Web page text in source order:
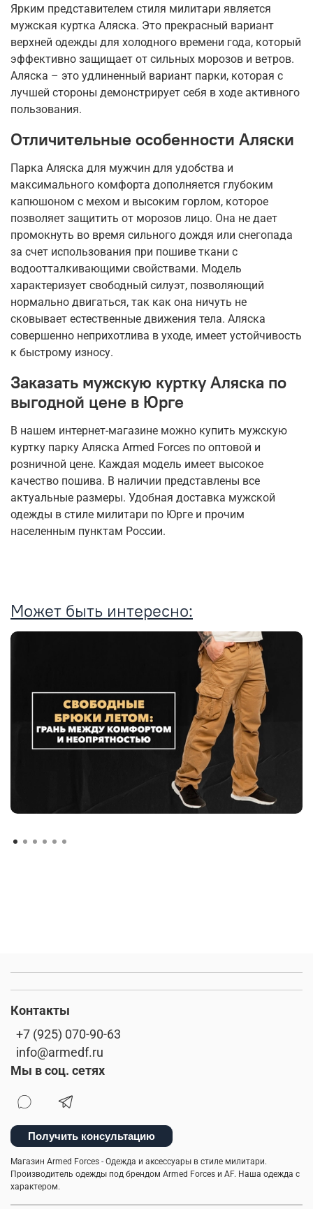
Ярким представителем стиля милитари является
мужская куртка Аляска. Это прекрасный вариант
верхней одежды для холодного времени года, который
эффективно защищает от сильных морозов и ветров.
Аляска – это удлиненный вариант парки, которая с
лучшей стороны демонстрирует себя в ходе активного
пользования.
Отличительные особенности Аляски
Парка Аляска для мужчин для удобства и
максимального комфорта дополняется глубоким
капюшоном с мехом и высоким горлом, которое
позволяет защитить от морозов лицо. Она не дает
промокнуть во время сильного дождя или снегопада
за счет использования при пошиве ткани с
водоотталкивающими свойствами. Модель
характеризует свободный силуэт, позволяющий
нормально двигаться, так как она ничуть не
сковывает естественные движения тела. Аляска
совершенно неприхотлива в уходе, имеет устойчивость
к быстрому износу.
Заказать мужскую куртку Аляска по
выгодной цене в Юрге
В нашем интернет-магазине можно купить мужскую
куртку парку Аляска Armed Forces по оптовой и
розничной цене. Каждая модель имеет высокое
качество пошива. В наличии представлены все
актуальные размеры. Удобная доставка мужской
одежды в стиле милитари по Юрге и прочим
населенным пунктам России.
Может быть интересно:
Контакты
+7 (925) 070-90-63
info@armedf.ru
Мы в соц. сетях
Получить консультацию
Магазин Armed Forces - Одежда и аксессуары в стиле милитари.
Производитель одежды под брендом Armed Forces и AF. Наша одежда с
характером.